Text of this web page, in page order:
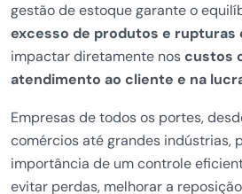
gestão de estoque garante o
excesso de produtos e rupturas
impactar diretamente noscustos
atendimento ao cliente e na
Empresas de todos os portes,
comércios até grandes indústrias,
importância de um controle
evitar perdas, melhorar a